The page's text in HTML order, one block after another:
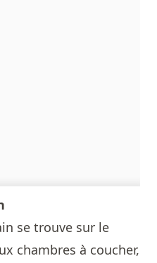
se trouve sur le
chambres à coucher,